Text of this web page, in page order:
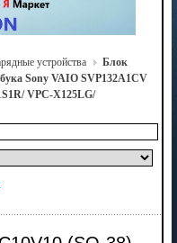
устройства
Блок
Sony VAIO SVP132A1CV
VPC-X125LG/